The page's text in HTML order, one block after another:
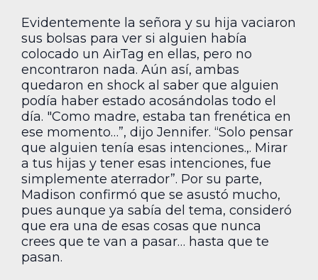
Evidentemente la señora y su hija vaciaron
sus bolsas para ver si alguien había
colocado un AirTag en ellas, pero no
encontraron nada. Aún así, ambas
quedaron en shock al saber que alguien
podía haber estado acosándolas todo el
día. "Como madre, estaba tan frenética en
ese momento…”, dijo Jennifer. “Solo pensar
que alguien tenía esas intenciones.,. Mirar
a tus hijas y tener esas intenciones, fue
simplemente aterrador”. Por su parte,
Madison confirmó que se asustó mucho,
pues aunque ya sabía del tema, consideró
que era una de esas cosas que nunca
crees que te van a pasar… hasta que te
pasan.